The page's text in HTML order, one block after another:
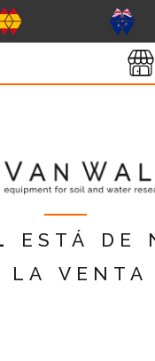
está de
la venta